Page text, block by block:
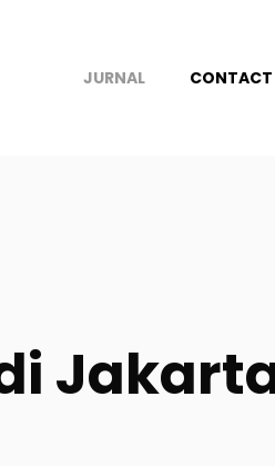
JURNAL CONTACT